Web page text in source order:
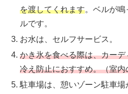
を渡してくれます。ベルが鳴
ルです。
お水は、セルフサービス。
かき氷を食べる際は、カー
冷え防止におすすめ。（室内
駐車場は、憩いゾーン駐車